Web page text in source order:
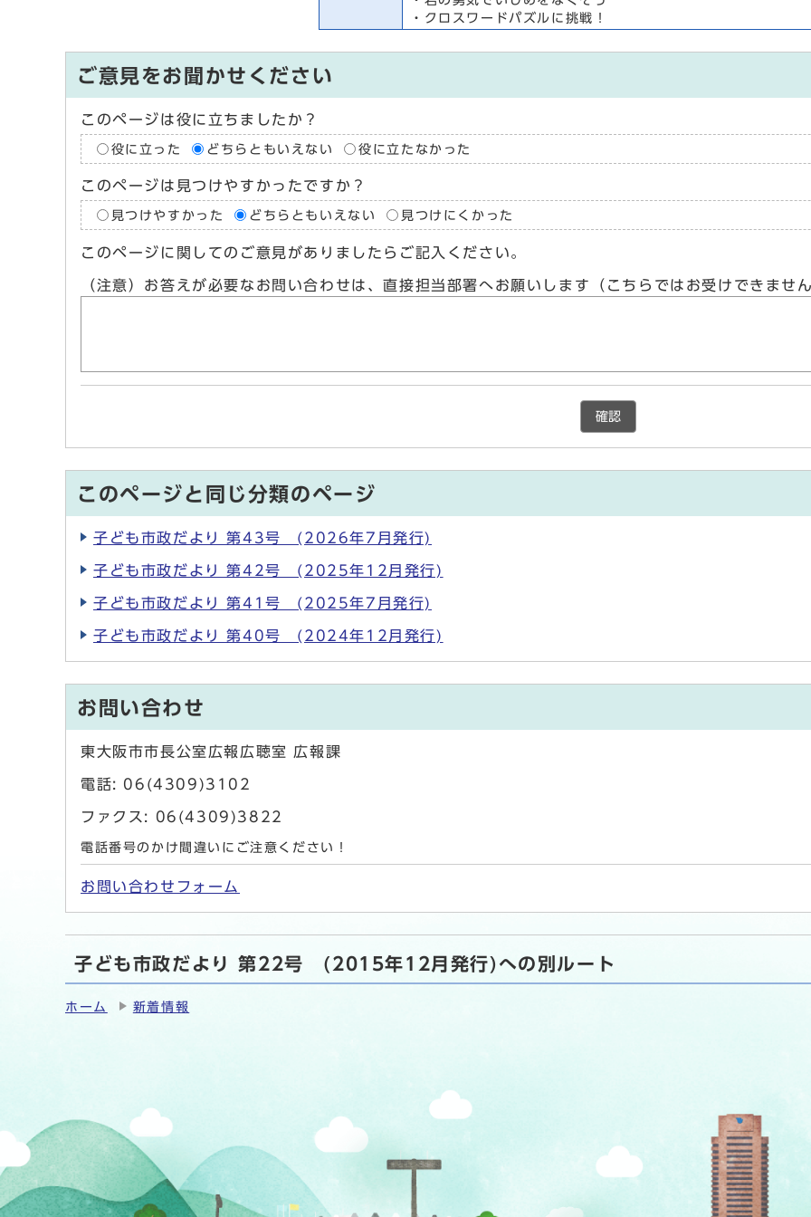
・クロスワードパズルに挑戦！
ご意見をお聞かせください
このページは役に立ちましたか？
役に立った どちらともいえない 役に立たなかった
このページは見つけやすかったですか？
見つけやすかった どちらともいえない 見つけにくかった
このページに関してのご意見がありましたらご記入ください。
（注意）お答えが必要なお問い合わせは、直接担当部署へお願いします（こちらではお受けできませ
確認
このページと同じ分類のページ
子ども市政だより 第43号 (2026年7月発行)
子ども市政だより 第42号 (2025年12月発行)
子ども市政だより 第41号 (2025年7月発行)
子ども市政だより 第40号 (2024年12月発行)
お問い合わせ
東大阪市市長公室広報広聴室 広報課
電話: 06(4309)3102
ファクス: 06(4309)3822
電話番号のかけ間違いにご注意ください！
お問い合わせフォーム
子ども市政だより 第22号 (2015年12月発行)への別ルート
ホーム 新着情報